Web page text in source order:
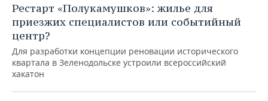
Рестарт «Полукамушков»: жилье для
приезжих специалистов или событийный
центр?
Для разработки концепции реновации исторического
квартала в Зеленодольске устроили всероссийский
хакатон